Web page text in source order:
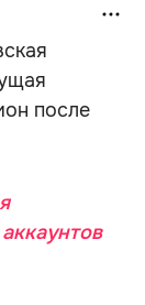
после